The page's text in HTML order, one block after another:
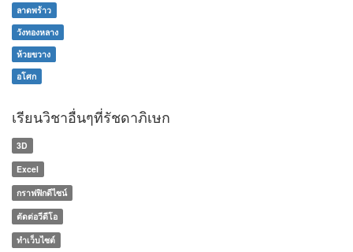
ลาดพร้าว
วังทองหลาง
ห้วยขวาง
อโศก
เรียนวิชาอื่นๆที่รัชดาภิเษก
3D
Excel
กราฟฟิกดีไซน์
ตัดต่อวีดีโอ
ทำเว็บไซต์